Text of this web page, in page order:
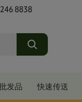
8838
发品
快速传送